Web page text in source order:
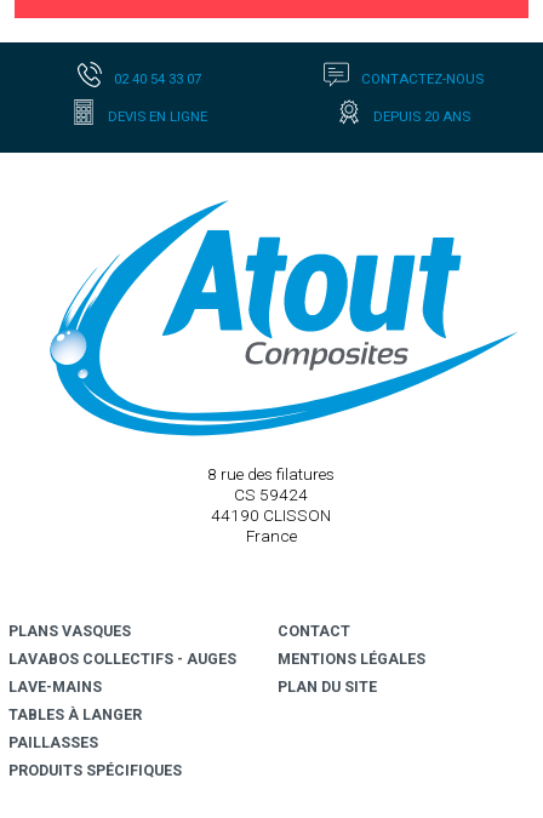
02 40 54 33 07 CONTACTEZ-NOUS
DEVIS EN LIGNE DEPUIS 20 ANS
8 rue des filatures
CS 59424
44190 CLISSON
France
PLANS VASQUES
LAVABOS COLLECTIFS - AUGES
LAVE-MAINS
TABLES À LANGER
PAILLASSES
PRODUITS SPÉCIFIQUES
CONTACT
MENTIONS LÉGALES
PLAN DU SITE